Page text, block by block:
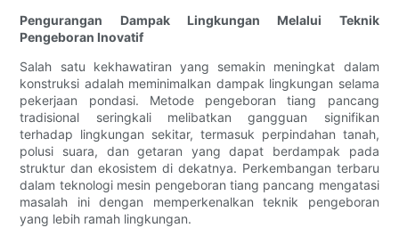
Pengurangan Dampak Lingkungan Melalui Teknik
Pengeboran Inovatif
Salah satu kekhawatiran yang semakin meningkat dalam
konstruksi adalah meminimalkan dampak lingkungan selama
pekerjaan pondasi. Metode pengeboran tiang pancang
tradisional seringkali melibatkan gangguan signifikan
terhadap lingkungan sekitar, termasuk perpindahan tanah,
polusi suara, dan getaran yang dapat berdampak pada
struktur dan ekosistem di dekatnya. Perkembangan terbaru
dalam teknologi mesin pengeboran tiang pancang mengatasi
masalah ini dengan memperkenalkan teknik pengeboran
yang lebih ramah lingkungan.